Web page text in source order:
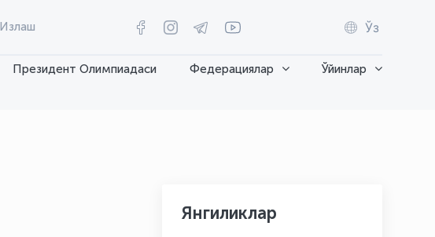
Излаш Ўз
Президент Олимпиадаси Федерациялар
Ўйинлар
Янгиликлар